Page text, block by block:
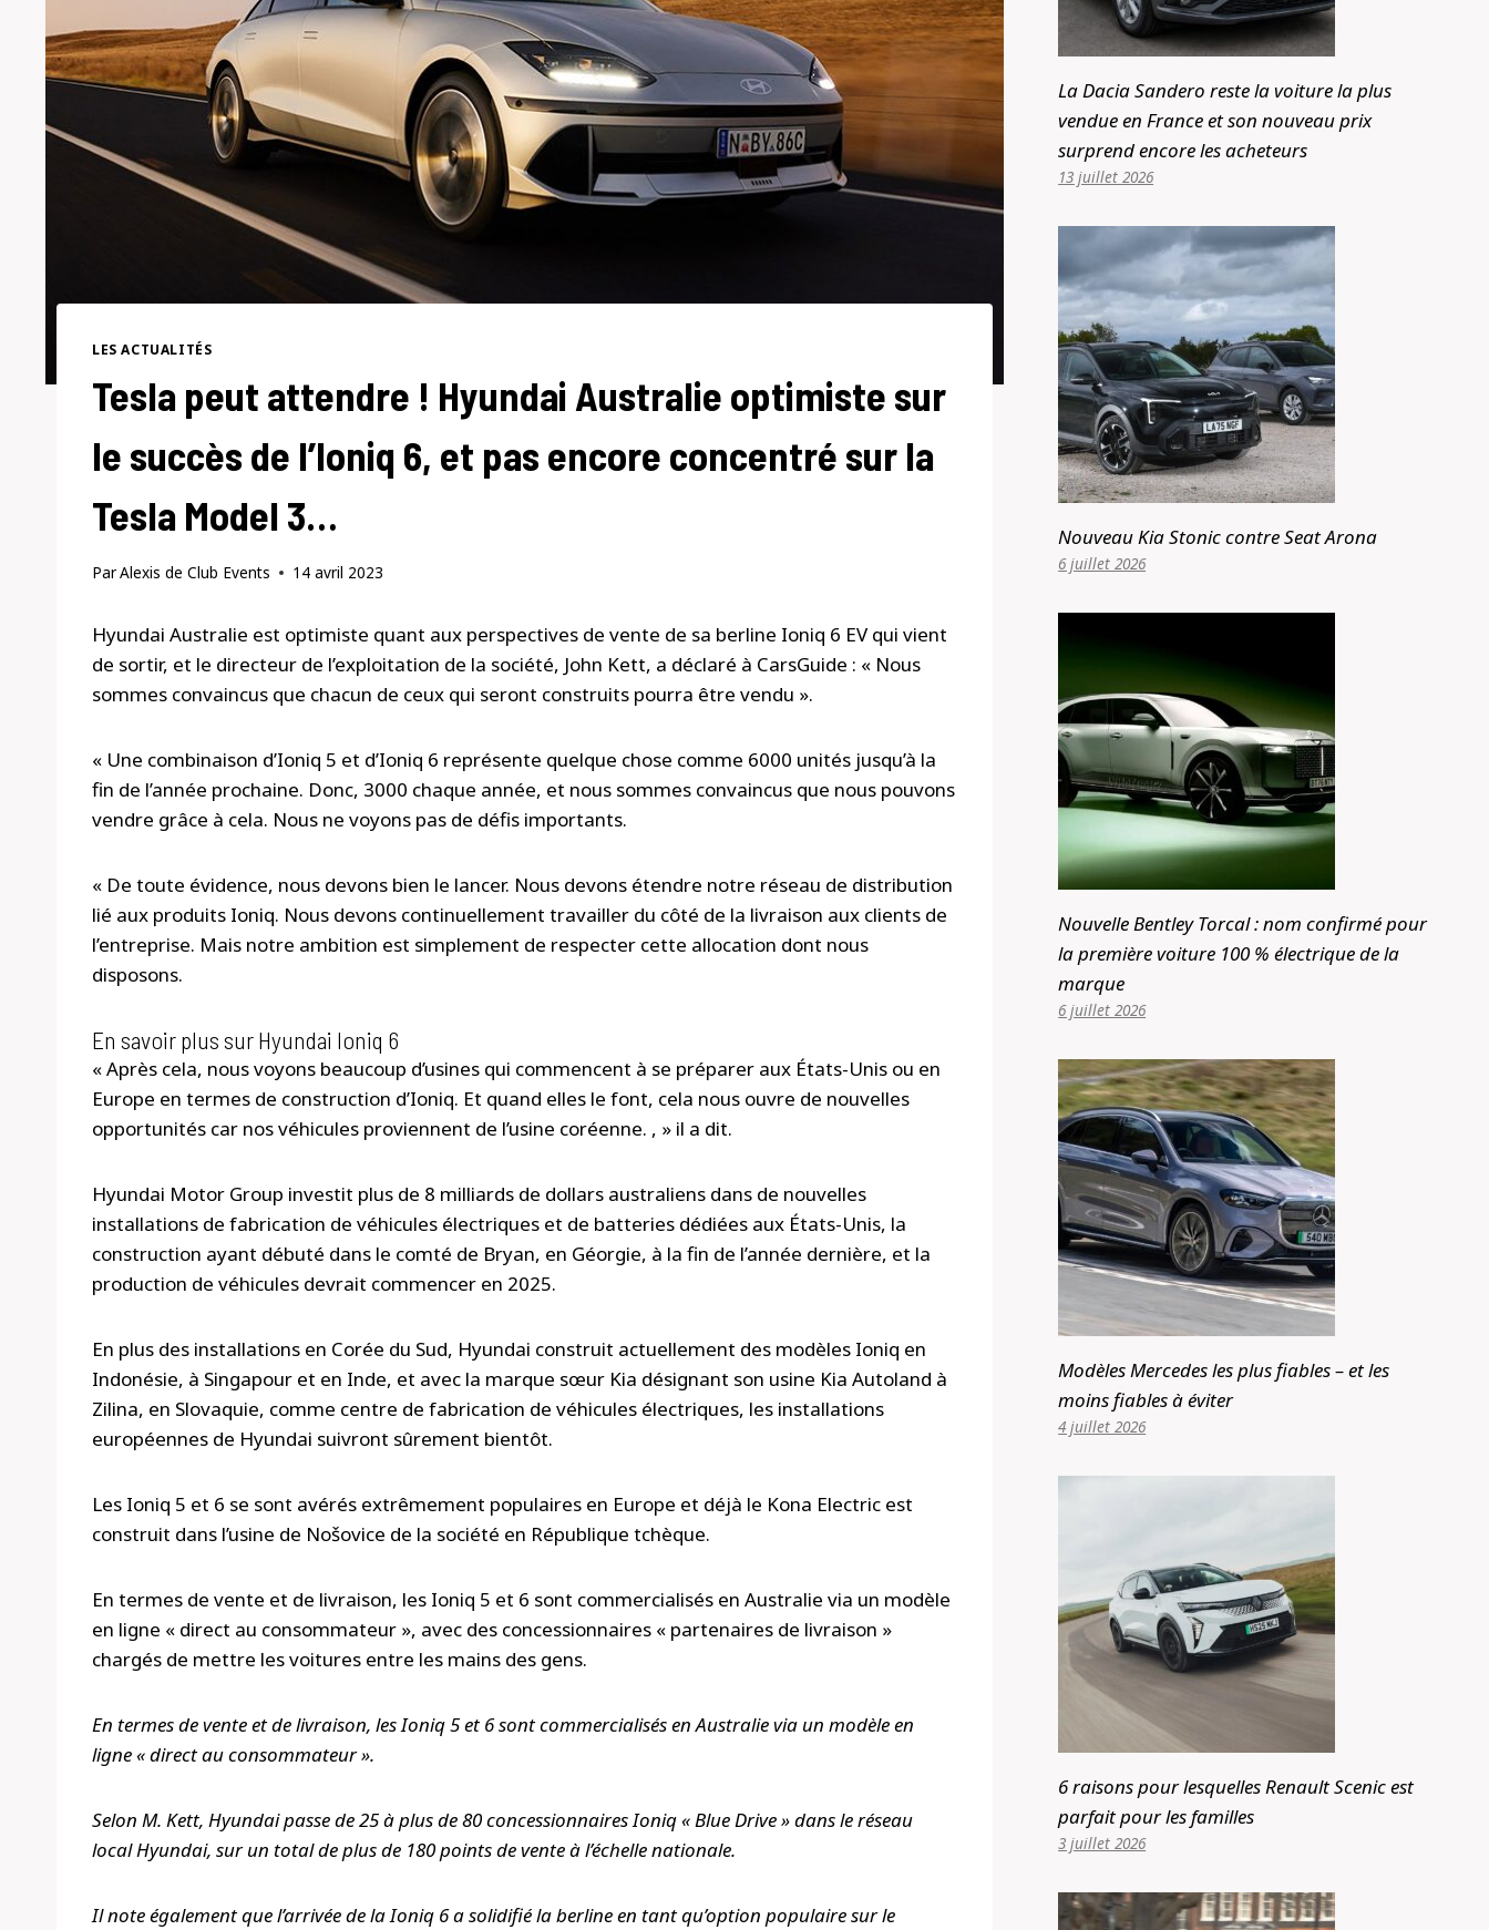
LES ACTUALITÉS
Tesla peut attendre ! Hyundai Australie optimiste sur
le succès de l’Ioniq 6, et pas encore concentré sur la
Tesla Model 3…
ParAlexis de Club Events 14 avril 2023
Hyundai Australie est optimiste quant aux perspectives de vente de sa berline Ioniq 6 EV qui vient
de sortir, et le directeur de l’exploitation de la société, John Kett, a déclaré à CarsGuide : « Nous
sommes convaincus que chacun de ceux qui seront construits pourra être vendu ».
« Une combinaison d’Ioniq 5 et d’Ioniq 6 représente quelque chose comme 6000 unités jusqu’à la
fin de l’année prochaine. Donc, 3000 chaque année, et nous sommes convaincus que nous pouvons
vendre grâce à cela. Nous ne voyons pas de défis importants.
« De toute évidence, nous devons bien le lancer. Nous devons étendre notre réseau de distribution
lié aux produits Ioniq. Nous devons continuellement travailler du côté de la livraison aux clients de
l’entreprise. Mais notre ambition est simplement de respecter cette allocation dont nous
disposons.
En savoir plus sur Hyundai Ioniq 6
« Après cela, nous voyons beaucoup d’usines qui commencent à se préparer aux États-Unis ou en
Europe en termes de construction d’Ioniq. Et quand elles le font, cela nous ouvre de nouvelles
opportunités car nos véhicules proviennent de l’usine coréenne. , » il a dit.
Hyundai Motor Group investit plus de 8 milliards de dollars australiens dans de nouvelles
installations de fabrication de véhicules électriques et de batteries dédiées aux États-Unis, la
construction ayant débuté dans le comté de Bryan, en Géorgie, à la fin de l’année dernière, et la
production de véhicules devrait commencer en 2025.
En plus des installations en Corée du Sud, Hyundai construit actuellement des modèles Ioniq en
Indonésie, à Singapour et en Inde, et avec la marque sœur Kia désignant son usine Kia Autoland à
Zilina, en Slovaquie, comme centre de fabrication de véhicules électriques, les installations
européennes de Hyundai suivront sûrement bientôt.
Les Ioniq 5 et 6 se sont avérés extrêmement populaires en Europe et déjà le Kona Electric est
construit dans l’usine de Nošovice de la société en République tchèque.
En termes de vente et de livraison, les Ioniq 5 et 6 sont commercialisés en Australie via un modèle
en ligne « direct au consommateur », avec des concessionnaires « partenaires de livraison »
chargés de mettre les voitures entre les mains des gens.
En termes de vente et de livraison, les Ioniq 5 et 6 sont commercialisés en Australie via un modèle en
ligne « direct au consommateur ».
Selon M. Kett, Hyundai passe de 25 à plus de 80 concessionnaires Ioniq « Blue Drive » dans le réseau
local Hyundai, sur un total de plus de 180 points de vente à l’échelle nationale.
Il note également que l’arrivée de la Ioniq 6 a solidifié la berline en tant qu’option populaire sur le
La Dacia Sandero reste la voiture la plus
vendue en France et son nouveau prix
surprend encore les acheteurs
13 juillet 2026
Nouveau Kia Stonic contre Seat Arona
6 juillet 2026
Nouvelle Bentley Torcal : nom confirmé pour
la première voiture 100 % électrique de la
marque
6 juillet 2026
Modèles Mercedes les plus fiables – et les
moins fiables à éviter
4 juillet 2026
6 raisons pour lesquelles Renault Scenic est
parfait pour les familles
3 juillet 2026